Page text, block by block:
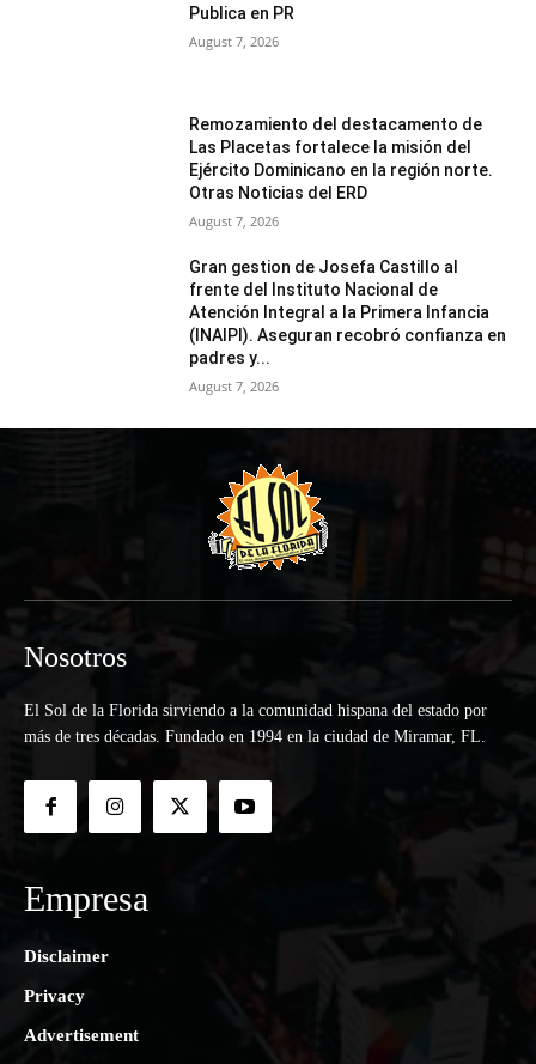
Publica en PR
August 7, 2026
Remozamiento del destacamento de
Las Placetas fortalece la misión del
Ejército Dominicano en la región norte.
Otras Noticias del ERD
August 7, 2026
Gran gestion de Josefa Castillo al
frente del Instituto Nacional de
Atención Integral a la Primera Infancia
(INAIPI). Aseguran recobró confianza en
padres y...
August 7, 2026
Nosotros
El Sol de la Florida sirviendo a la comunidad hispana del estado por
más de tres décadas. Fundado en 1994 en la ciudad de Miramar, FL.
Empresa
Disclaimer
Privacy
Advertisement